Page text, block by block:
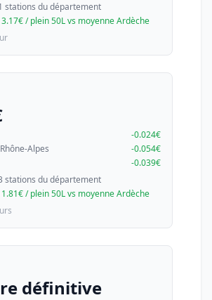
stations du département
/ plein 50L vs moyenne Ardèche
-0.024€
Alpes
-0.054€
-0.039€
stations du département
/ plein 50L vs moyenne Ardèche
définitive